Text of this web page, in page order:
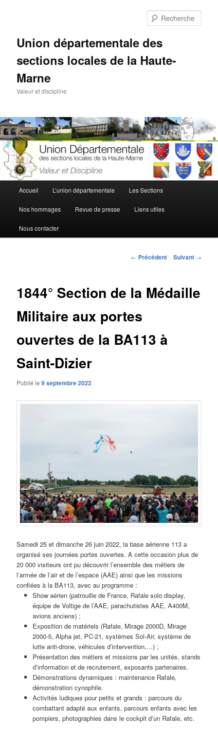
Union départementale des
sections locales de la Haute-
Marne
Valeur et discipline
principal
Accueil L’union départementale Les Sections
Nos hommages Revue de presse Liens utiles
Nous contacter
Navigation
← Précédent Suivant →
1844° Section de la Médaille
Militaire aux portes
ouvertes de la BA113 à
Saint-Dizier
Publié le9 septembre 2022
Samedi 25 et dimanche 26 juin 2022, la base aérienne 113 a
organisé ses journées portes ouvertes. A cette occasion plus de
20 000 visiteurs ont pu découvrir l’ensemble des métiers de
l’armée de l’air et de l’espace (AAE) ainsi que les missions
confiées à la BA113, avec au programme :
Show aérien (patrouille de France, Rafale solo display,
équipe de Voltige de l’AAE, parachutistes AAE, A400M,
avions anciens) ;
Exposition de matériels (Rafale, Mirage 2000D, Mirage
2000-5, Alpha jet, PC-21, systèmes Sol-Air, système de
lutte anti-drone, véhicules d’intervention,…) ;
Présentation des métiers et missions par les unités, stands
d’information et de recrutement, exposants partenaires.
Démonstrations dynamiques : maintenance Rafale,
démonstration cynophile.
Activités ludiques pour petits et grands : parcours du
combattant adapté aux enfants, parcours enfants avec les
pompiers, photographies dans le cockpit d’un Rafale, etc.